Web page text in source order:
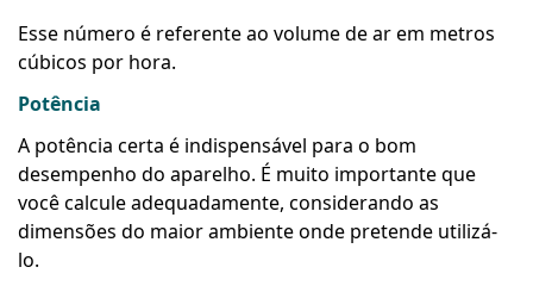
Esse número é referente ao volume de ar em metros
cúbicos por hora.
Potência
A potência certa é indispensável para o bom
desempenho do aparelho. É muito importante que
você calcule adequadamente, considerando as
dimensões do maior ambiente onde pretende utilizá-
lo.